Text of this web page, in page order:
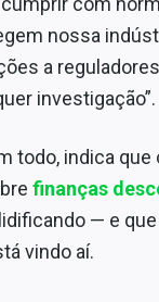
nossa
a
investigação”.
todo, indica que
finanças
— e
vindo aí.